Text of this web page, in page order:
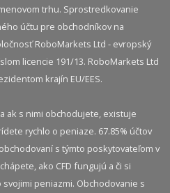
trhu. Sprostredkovanie
účtu pre obchodníkov na
RoboMarkets Ltd - evropský
licencie 191/13. RoboMarkets Ltd
krajín EU/EES.
ak s nimi obchodujete, existuje
rychlo o peniaze. 67.85% účtov
s týmto poskytovateľom v
ako CFD fungujú a či si
peniazmi. Obchodovanie s